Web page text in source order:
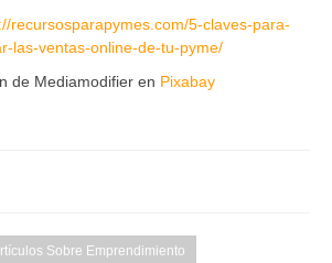
recursosparapymes.com/5-claves-para-
las-ventas-online-de-tu-pyme/
de Mediamodifier en Pixabay
Sobre Emprendimiento